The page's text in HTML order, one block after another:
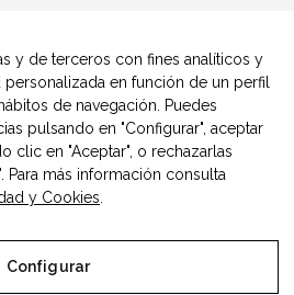
Made in Aragón y AIAA
y de terceros con fines analíticos y
en función de un perfil
de navegación. Puedes
pulsando en "Configurar", aceptar
clic en "Aceptar", o rechazarlas
Para más información consulta
y Cookies
Configurar